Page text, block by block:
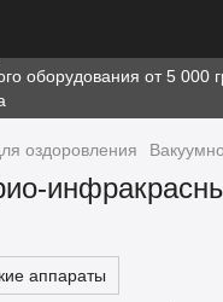
оборудования от 5 000
оздоровления
аппараты